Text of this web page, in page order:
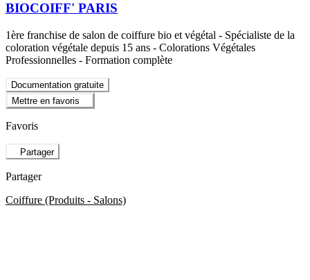
BIOCOIFF' PARIS
1ère franchise de salon de coiffure bio et végétal - Spécialiste de la
coloration végétale depuis 15 ans - Colorations Végétales
Professionnelles - Formation complète
Documentation gratuite
Mettre en favoris
Favoris
Partager
Partager
Coiffure (Produits - Salons)